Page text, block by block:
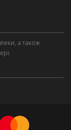
а також